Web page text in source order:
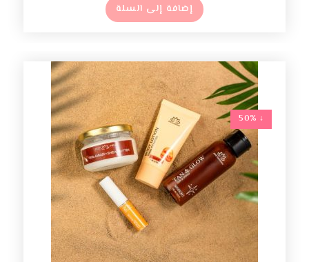
إضافة إلى السلة
↓ 50%